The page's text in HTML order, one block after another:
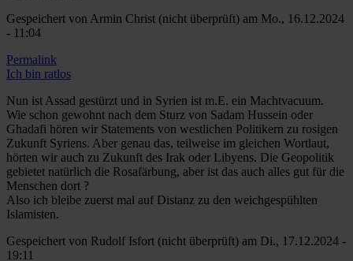
Gespeichert von Armin Christ (nicht überprüft) am Mo., 16.12.2024
- 11:04
Permalink
Ich bin ratlos
Nun ist Assad gestürzt und in Syrien ist m.E. ein Machtvacuum.
Wie schon gewohnt nach dem Sturz von Sadam Hussein oder
Ghadafi hören wir Statements von westlichen Politikern zu rosigen
Zukunft Syriens. Aber genau das, teilweise im gleichen Wortlaut,
hörten wir auch zu Zukunft des Irak oder Libyens. Die Geopolitik
gebietet natürlich die Rosafärbung, aber ist das auch alles gut für die
Menschen dort ?
Also ich bleibe zuerst mal auf Distanz zu den weichgespühlten
Islamisten.
Gespeichert von Rudolf Isfort (nicht überprüft) am Di., 17.12.2024 -
19:11